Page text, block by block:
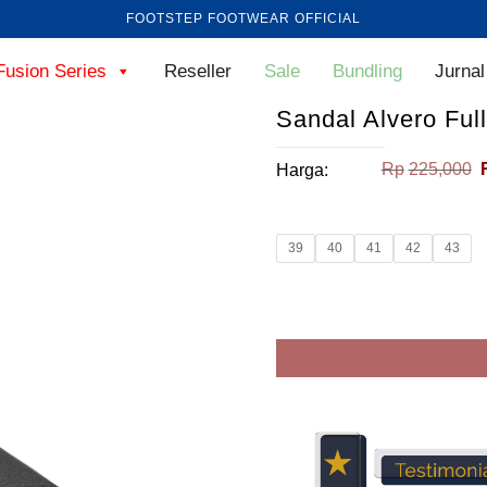
FOOTSTEP FOOTWEAR OFFICIAL
Series Reseller Sale Bundling Jurnal
Sandal Alvero
Harga: Rp 225,000
39 40 41 42 43